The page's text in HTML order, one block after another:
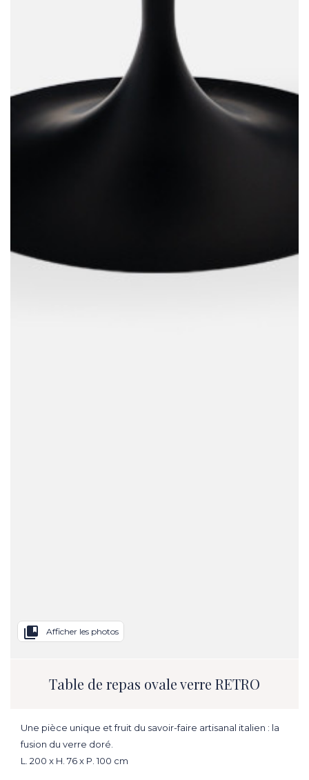
collections_bookmark Afficher les photos
Table de repas ovale verre RETRO
Une pièce unique et fruit du savoir-faire artisanal italien : la
fusion du verre doré.
L. 200 x H. 76 x P. 100 cm